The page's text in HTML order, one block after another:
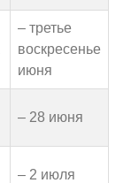
– третье
воскресенье
июня
– 28 июня
– 2 июля